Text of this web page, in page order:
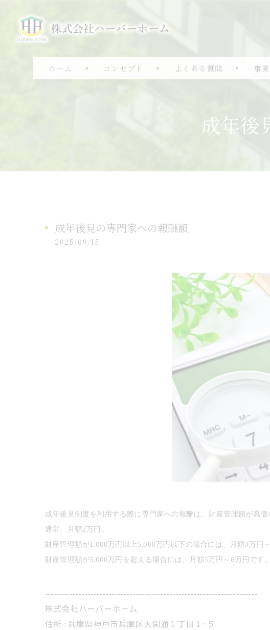
ホーム コンセプト よくある質問 事
認知
相続
成年後
成年後見の専門家への報酬額
2025/09/15
成年後見制度を利用する際に専門家への報酬は、財産管理額が高価
通常、月額2万円。
財産管理額が1,000万円以上5,000万円以下の場合には、月額3万円～
財産管理額が5,000万円を超える場合には、月額5万円～6万円です。
----------------------------------------------------------------------
株式会社ハーバーホーム
住所 : 兵庫県神戸市兵庫区大開通１丁目１−５